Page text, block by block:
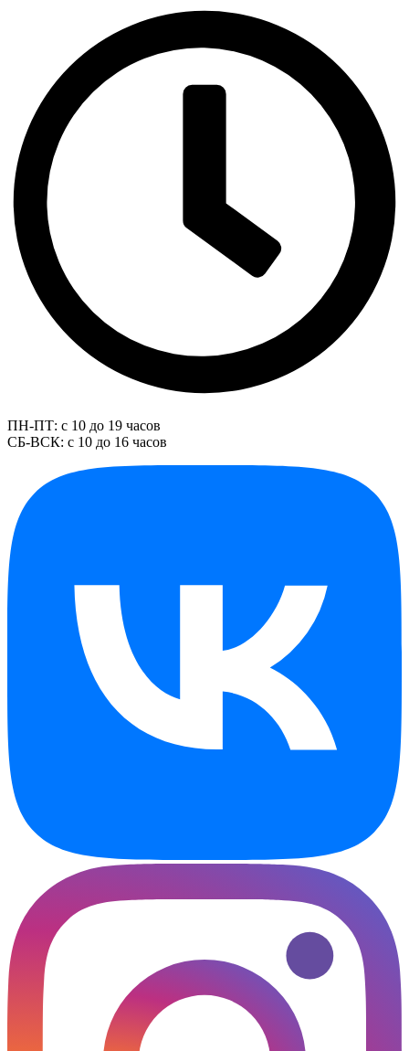
ПН-ПТ: с 10 до 19 часов
СБ-ВСК: с 10 до 16 часов